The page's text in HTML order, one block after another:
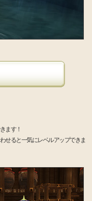
ます！
せると一気にレベルアップできま